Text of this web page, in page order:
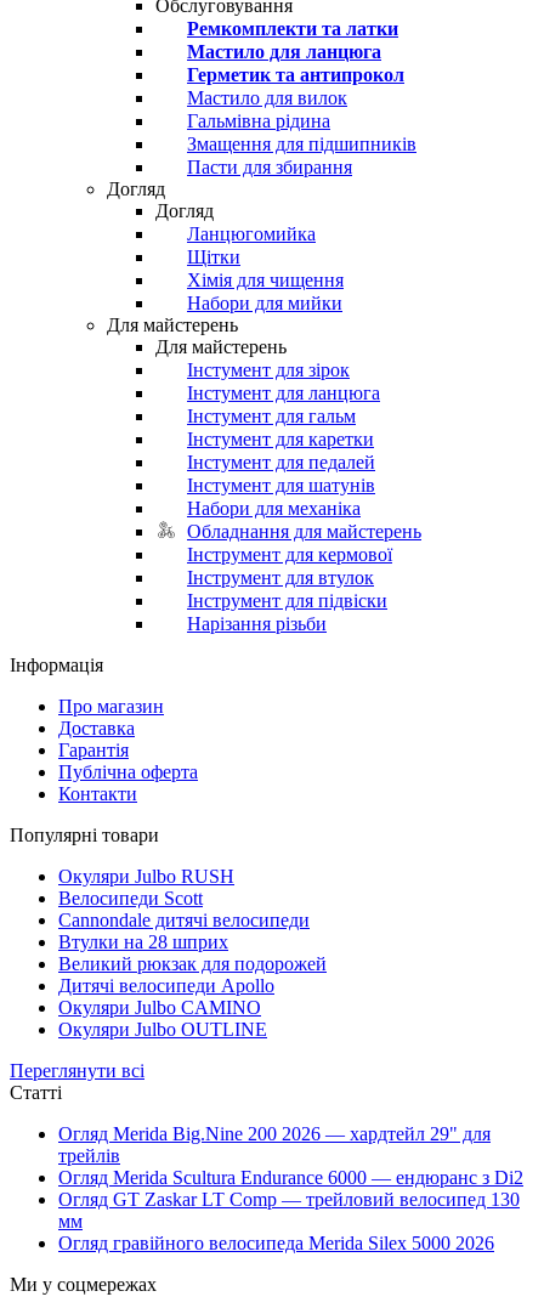
Обслуговування
Ремкомплекти та латки
Мастило для ланцюга
Герметик та антипрокол
Мастило для вилок
Гальмівна рідина
Змащення для підшипників
Пасти для збирання
Догляд
Догляд
Ланцюгомийка
Щітки
Хімія для чищення
Набори для мийки
Для майстерень
Для майстерень
Інстумент для зірок
Інстумент для ланцюга
Інстумент для гальм
Інстумент для каретки
Інстумент для педалей
Інстумент для шатунів
Набори для механіка
Обладнання для майстерень
Інструмент для кермової
Інструмент для втулок
Інструмент для підвіски
Нарізання різьби
Інформація
Про магазин
Доставка
Гарантія
Публічна оферта
Контакти
Популярні товари
Окуляри Julbo RUSH
Велосипеди Scott
Cannondale дитячі велосипеди
Втулки на 28 шприх
Великий рюкзак для подорожей
Дитячі велосипеди Apollo
Окуляри Julbo CAMINO
Окуляри Julbo OUTLINE
Переглянути всі
Статті
Огляд Merida Big.Nine 200 2026 — хардтейл 29" для
трейлів
Огляд Merida Scultura Endurance 6000 — ендюранс з Di2
Огляд GT Zaskar LT Comp — трейловий велосипед 130
мм
Огляд гравійного велосипеда Merida Silex 5000 2026
Ми у соцмережах